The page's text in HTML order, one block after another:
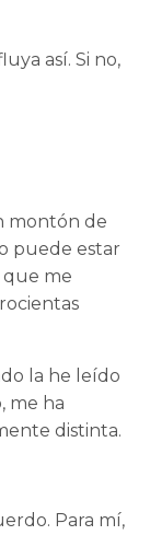
así. Si no,
montón de
puede estar
que me
la he leído
me ha
distinta.
Para mí,